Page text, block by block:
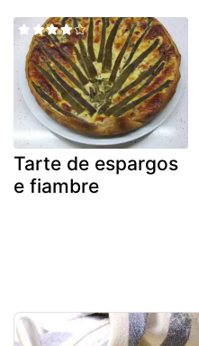
Tarte de espargos
e fiambre